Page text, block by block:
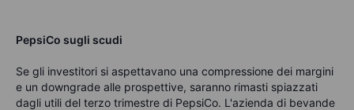
PepsiCo sugli scudi
Se gli investitori si aspettavano una compressione dei margini
e un downgrade alle prospettive, saranno rimasti spiazzati
dagli utili del terzo trimestre di PepsiCo. L'azienda di bevande